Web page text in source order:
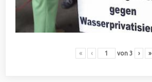
« ‹ von 3 › »